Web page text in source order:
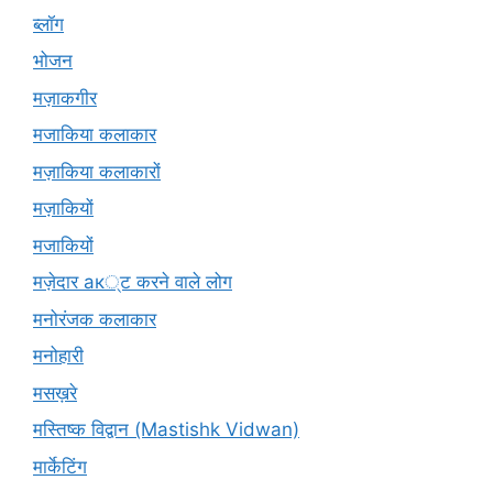
ब्लॉग
भोजन
मज़ाकगीर
मजाकिया कलाकार
मज़ाकिया कलाकारों
मज़ाकियों
मजाकियों
मज़ेदार ак्ट करने वाले लोग
मनोरंजक कलाकार
मनोहारी
मसख़रे
मस्तिष्क विद्वान (Mastishk Vidwan)
मार्केटिंग